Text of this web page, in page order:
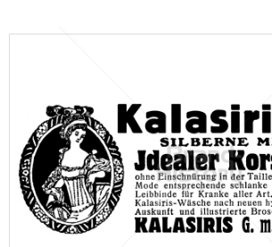
Kalasiris G.m.b.H., Bonn
Kalasiris
1912